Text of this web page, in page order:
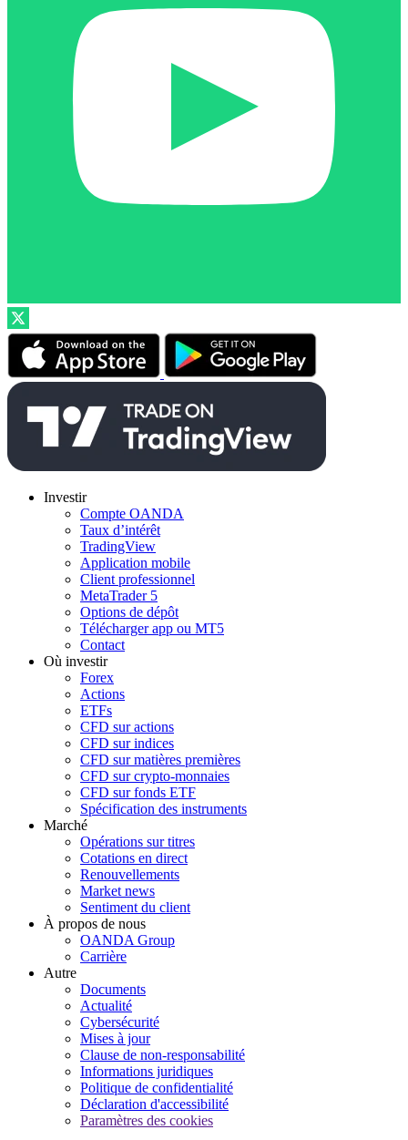
Investir
Compte OANDA
Taux d’intérêt
TradingView
Application mobile
Client professionnel
MetaTrader 5
Options de dépôt
Télécharger app ou MT5
Contact
Où investir
Forex
Actions
ETFs
CFD sur actions
CFD sur indices
CFD sur matières premières
CFD sur crypto-monnaies
CFD sur fonds ETF
Spécification des instruments
Marché
Opérations sur titres
Cotations en direct
Renouvellements
Market news
Sentiment du client
À propos de nous
OANDA Group
Carrière
Autre
Documents
Actualité
Cybersécurité
Mises à jour
Clause de non-responsabilité
Informations juridiques
Politique de confidentialité
Déclaration d'accessibilité
Paramètres des cookies